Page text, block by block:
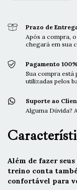
Prazo de
Após a compra,
chegará em sua
Pagamento
Sua compra está
utilizadas pelos
Suporte ao
Alguma Dúvida?
Além de fazer
treino conta
confortável para